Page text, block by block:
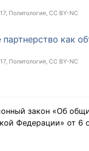
, Политология, CC BY-NC
партнерство как
, Политология, CC BY-NC
закон «Об
Федерации» от 6